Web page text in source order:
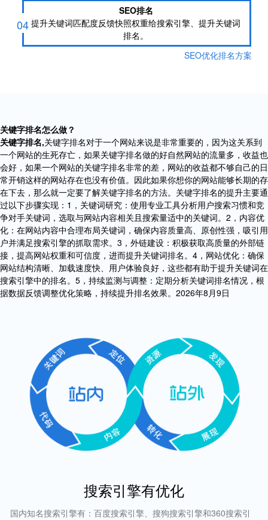
04
SEO排名
提升关键词匹配度反馈快照权重给搜索引擎、提升关键词
排名。
SEO优化排名方案
关键字排名怎么做？
关键字排名,关键字排名对于一个网站来说是非常重要的，因为这关系到
一个网站的生死存亡，如果关键字排名做的好自然网站的流量多，收益也
会好，如果一个网站的关键字排名非常的差，网站的收益都不够自己的日
常开销这样的网站存在也没有价值。因此如果你想你的网站能够长期的存
在下去，那么就一定要了解关键字排名的方法。关键字排名的提升主要通
过以下步骤实现：1，关键词研究：使用专业工具分析用户搜索习惯和竞
争对手关键词，选取与网站内容相关且搜索量适中的关键词。2，内容优
化：在网站内容中合理布局关键词，确保内容质量高、原创性强，吸引用
户并满足搜索引擎的抓取需求。3，外链建设：积极获取高质量的外部链
接，提高网站权重和可信度，进而提升关键词排名。4，网站优化：确保
网站结构清晰、加载速度快、用户体验良好，这些都有助于提升关键词在
搜索引擎中的排名。5，持续监测与调整：定期分析关键词排名情况，根
据数据反馈调整优化策略，持续提升排名效果。2026年8月9日
搜索引擎有优化
国内知名搜索引擎有：百度搜索引擎、搜狗搜索引擎和360搜索引